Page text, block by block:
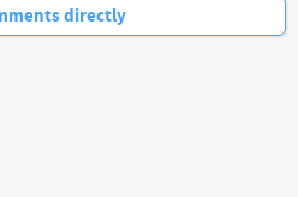
directly